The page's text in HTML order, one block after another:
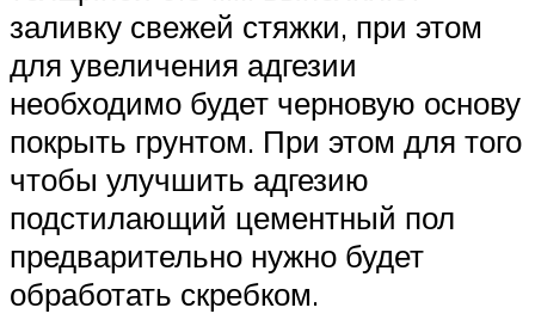
заливку свежей стяжки, при этом
для увеличения адгезии
необходимо будет черновую основу
покрыть грунтом. При этом для того
чтобы улучшить адгезию
подстилающий цементный пол
предварительно нужно будет
обработать скребком.